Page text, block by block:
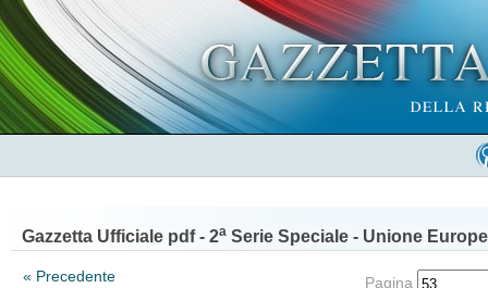
Gazzetta Ufficiale pdf - 2a Serie Speciale - Unione
« Precedente Pagina